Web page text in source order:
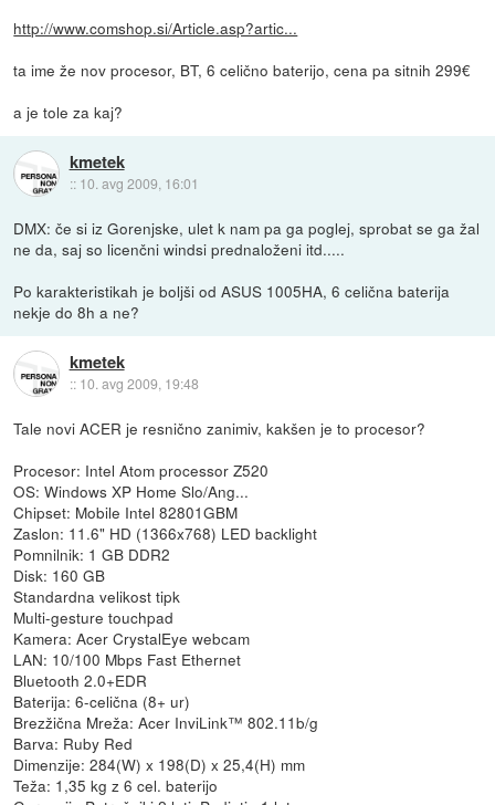
http://www.comshop.si/Article.asp?artic...
ta ime že nov procesor, BT, 6 celično baterijo, cena pa sitnih 299€
a je tole za kaj?
kmetek
:: 10. avg 2009, 16:01
DMX: če si iz Gorenjske, ulet k nam pa ga poglej, sprobat se ga žal
ne da, saj so licenčni windsi prednaloženi itd.....
Po karakteristikah je boljši od ASUS 1005HA, 6 celična baterija
nekje do 8h a ne?
kmetek
:: 10. avg 2009, 19:48
Tale novi ACER je resnično zanimiv, kakšen je to procesor?
Procesor: Intel Atom processor Z520
OS: Windows XP Home Slo/Ang...
Chipset: Mobile Intel 82801GBM
Zaslon: 11.6" HD (1366x768) LED backlight
Pomnilnik: 1 GB DDR2
Disk: 160 GB
Standardna velikost tipk
Multi-gesture touchpad
Kamera: Acer CrystalEye webcam
LAN: 10/100 Mbps Fast Ethernet
Bluetooth 2.0+EDR
Baterija: 6-celična (8+ ur)
Brezžična Mreža: Acer InviLink™ 802.11b/g
Barva: Ruby Red
Dimenzije: 284(W) x 198(D) x 25,4(H) mm
Teža: 1,35 kg z 6 cel. baterijo